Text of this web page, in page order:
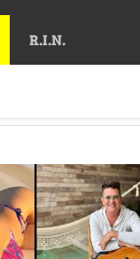
R.I.N.